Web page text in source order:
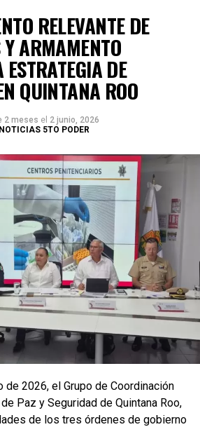
del C5 y el despliegue
la recuperación de105
con reportes de robo o probables
se realizaron
24 mil 622
a personas y unidades
la vigilancia en zonas estratégicas
RELEVANTE DE
ARMAMENTO
ESTRATEGIA DE
QUINTANA ROO
2 meses el 2 junio, 2026
5TO PODER
de 2026, el Grupo de Coordinación
Paz y Seguridad de Quintana Roo,
de los tres órdenes de gobierno